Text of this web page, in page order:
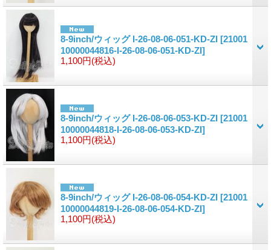
8-9inch/ウィッグ I-26-08-06-051-KD-ZI [21001
10000044816-I-26-08-06-051-KD-ZI]
1,100円(税込)
8-9inch/ウィッグ I-26-08-06-053-KD-ZI [21001
10000044818-I-26-08-06-053-KD-ZI]
1,100円(税込)
8-9inch/ウィッグ I-26-08-06-054-KD-ZI [21001
10000044819-I-26-08-06-054-KD-ZI]
1,100円(税込)